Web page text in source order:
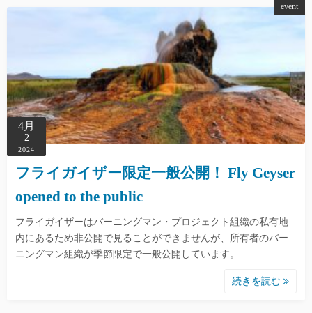
event
4月
2
2024
フライガイザー限定一般公開！ Fly Geyser
opened to the public
フライガイザーはバーニングマン・プロジェクト組織の私有地
内にあるため非公開で見ることができませんが、所有者のバー
ニングマン組織が季節限定で一般公開しています。
続きを読む